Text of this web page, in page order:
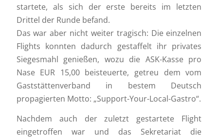
startete, als sich der erste bereits im letzten
Drittel der Runde befand.
Das war aber nicht weiter tragisch: Die einzelnen
Flights konnten dadurch gestaffelt ihr privates
Siegesmahl genießen, wozu die ASK-Kasse pro
Nase EUR 15,00 beisteuerte, getreu dem vom
Gaststättenverband in bestem Deutsch
propagierten Motto: „Support-Your-Local-Gastro“.
Nachdem auch der zuletzt gestartete Flight
eingetroffen war und das Sekretariat die